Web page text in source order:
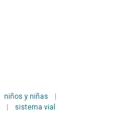
niños y niñas
|
| sistema vial